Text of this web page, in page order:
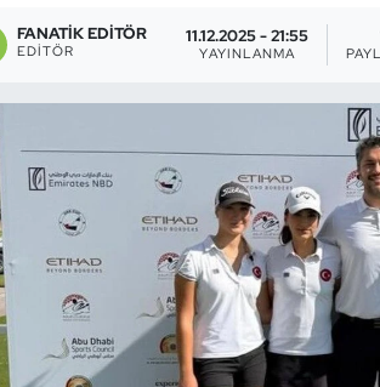
FANATIK EDITÖR
EDITÖR
11.12.2025 - 21:55
YAYINLANMA